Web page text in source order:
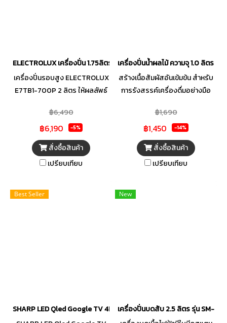
ELECTROLUX เครื่องปั่น 1.75ลิตร รุ่น E7TB1-700P
เครื่องปั่นรอบสูง ELECTROLUX
E7TB1-700P 2 ลิตร ให้ผลลัพธ์
มอเตอร์ที่ทรงพลังของเครื่องปั่น
น้ำผลไม้ จาก ELECTROLUX รุ่น
E7TB1-700P ช่วยในการตัดสับ
วัตถุดิบและส่วนผสมได้อย่าง
สม่ำเสมอ เลือกความเร็วในการปั่น
ความเร็วคงที่อย่างชาญฉลาด ไม่
฿6,490
฿6,190 -5%
สั่งซื้อสินค้า
เปรียบเทียบ
เครื่องปั่นน้ำผลไม้ ความจุ 1.0 ลิตร
สร้างเนื้อสัมผัสอันเข้มข้น สำหรับ
การรังสรรค์เครื่องดื่มอย่างมือ
฿1,690
฿1,450 -14%
สั่งซื้อสินค้า
เปรียบเทียบ
Best Seller
SHARP LED Qled Google TV 4KTV รุ่น 4T-C55HN7000X
New
เครื่องปั่นบดสับ 2.5 ลิตร รุ่น SM-